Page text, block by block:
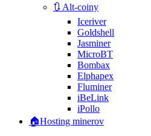
🔃 Alt-coiny
Iceriver
Goldshell
Jasminer
MicroBT
Bombax
Elphapex
Fluminer
iBeLink
iPollo
🏠Hosting minerov